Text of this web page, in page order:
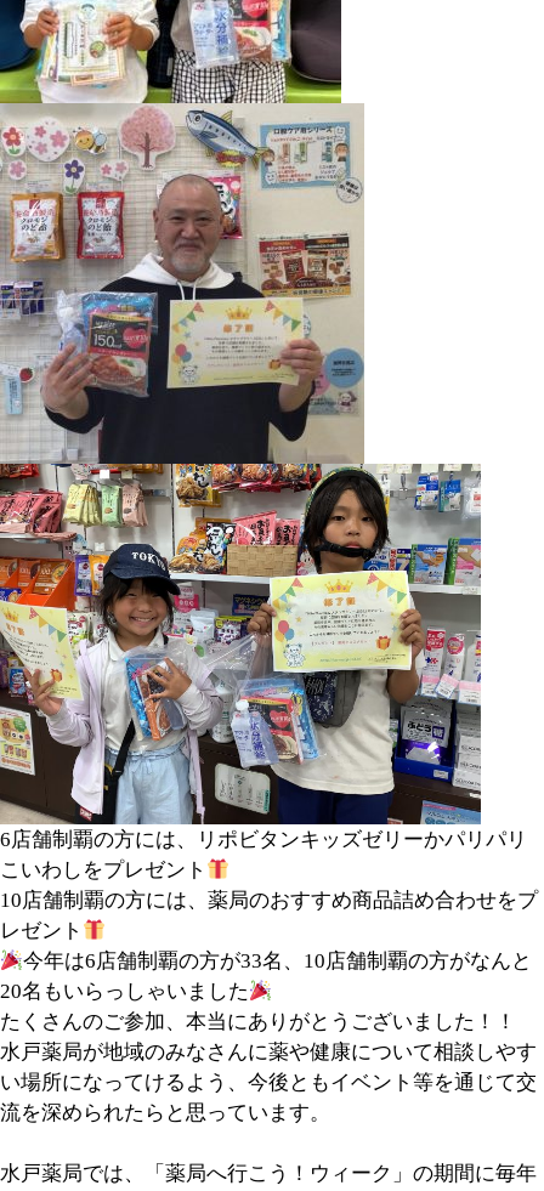
6店舗制覇の方には、リポビタンキッズゼリーかパリパリ
こいわしをプレゼント
10店舗制覇の方には、薬局のおすすめ商品詰め合わせをプ
レゼント
今年は6店舗制覇の方が33名、10店舗制覇の方がなんと
20名もいらっしゃいました
たくさんのご参加、本当にありがとうございました！！
水戸薬局が地域のみなさんに薬や健康について相談しやす
い場所になってけるよう、今後ともイベント等を通じて交
流を深められたらと思っています。
水戸薬局では、「薬局へ行こう！ウィーク」の期間に毎年